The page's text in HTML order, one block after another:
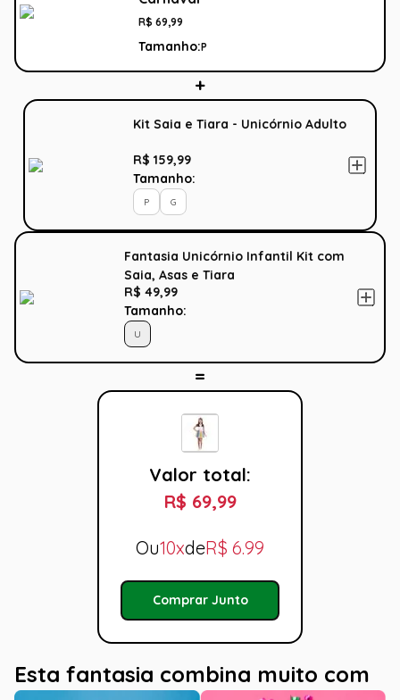
R$ 69,99
Tamanho:P
Kit Saia e Tiara - Unicórnio Adulto
R$ 159,99
Tamanho:
P G
Fantasia Unicórnio Infantil Kit com
Saia, Asas e Tiara
R$ 49,99
Tamanho:
U
Valor total:
R$ 69,99
Ou10xdeR$ 6.99
Comprar Junto
Esta fantasia combina muito com